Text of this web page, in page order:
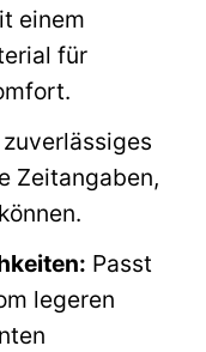
einem
für
zuverlässiges
Zeitangaben,
Passt
legeren